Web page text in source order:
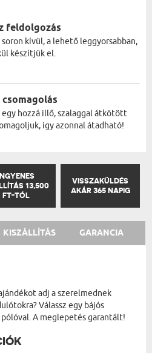
feldolgozás
kívül, a lehető leggyorsabban,
készítjük el.
egy hozzá illő, szalaggal átkötött
így azonnal átadható!
13,500
FT-TÓL
VISSZAKÜLDÉS
AKÁR 365 NAPIG
KISZÁLLÍTÁS GARANCIA
adj a szerelmednek
Válassz egy bájós
A meglepetés garantált!